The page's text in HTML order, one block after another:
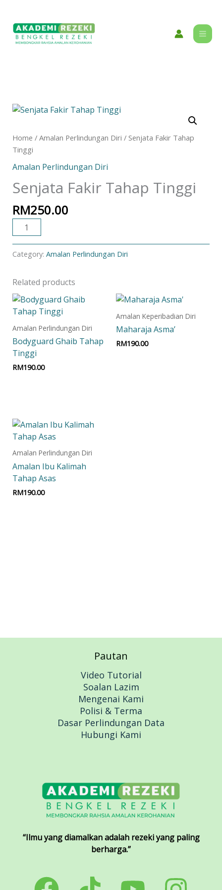
content
Home / Amalan Perlindungan Diri / Senjata Fakir Tahap
Tinggi
Amalan Perlindungan Diri
Senjata Fakir Tahap Tinggi
RM250.00
Senjata
Tahap
Tinggi
quantity
Category: Amalan Perlindungan Diri
Related products
Amalan Perlindungan Diri
Bodyguard Ghaib Tahap
Tinggi
RM190.00
Amalan Keperibadian Diri
Maharaja Asma’
RM190.00
Amalan Perlindungan Diri
Amalan Ibu Kalimah
Tahap Asas
RM190.00
Pautan
Video Tutorial
Soalan Lazim
Mengenai Kami
Polisi & Terma
Dasar Perlindungan Data
Hubungi Kami
“Ilmu yang diamalkan adalah rezeki yang paling
berharga.”